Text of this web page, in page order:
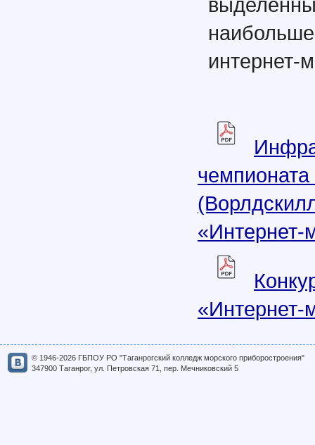
интернет-
«Интернет-
«Интернет-
© 1946-2026 ГБПОУ РО "Таганрогский колледж морского приборостроения"
347900 Таганрог, ул. Петровская 71, пер. Мечниковский 5